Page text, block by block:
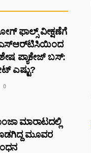
ಫಾಲ್ಸ್ ವೀಕ್ಷಣೆಗೆ
ಪ್ಯಾಕೇಜ್ ಬಸ್:
ಎಷ್ಟು?
0
ಮಾರಾಟದಲ್ಲಿ
ಮೂವರ